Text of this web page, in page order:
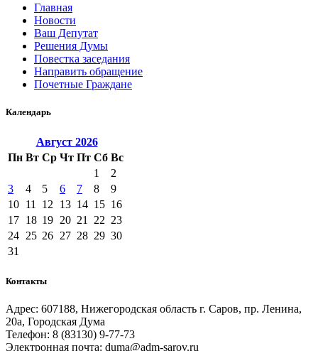
Главная
Новости
Ваш Депутат
Решения Думы
Повестка заседания
Направить обращение
Почетные Граждане
Календарь
Август 2026
Пн Вт Ср Чт Пт Сб Вс
1
2
3
4 5 6 7 8
9
10 11 12 13 14 15 16
17 18 19 20 21 22 23
24 25 26 27 28 29 30
31
Контакты
Адрес: 607188, Нижегородская область г. Саров, пр. Ленина,
20а, Городская Дума
Телефон: 8 (83130) 9-77-73
Электронная почта: duma@adm-sarov.ru